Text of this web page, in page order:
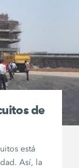
de
está
Así, la